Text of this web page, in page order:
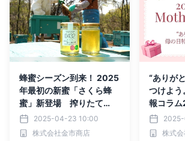
蜂蜜シーズン到来！ 2025
年最初の新蜜「さくら蜂
蜜」新登場 搾りたて
の“旬そのまま”を瓶詰め
春の訪れを告げる一本
2025-04-23 10:00
株式会社金市商店
“ありが
つけよう
報コラ
株式